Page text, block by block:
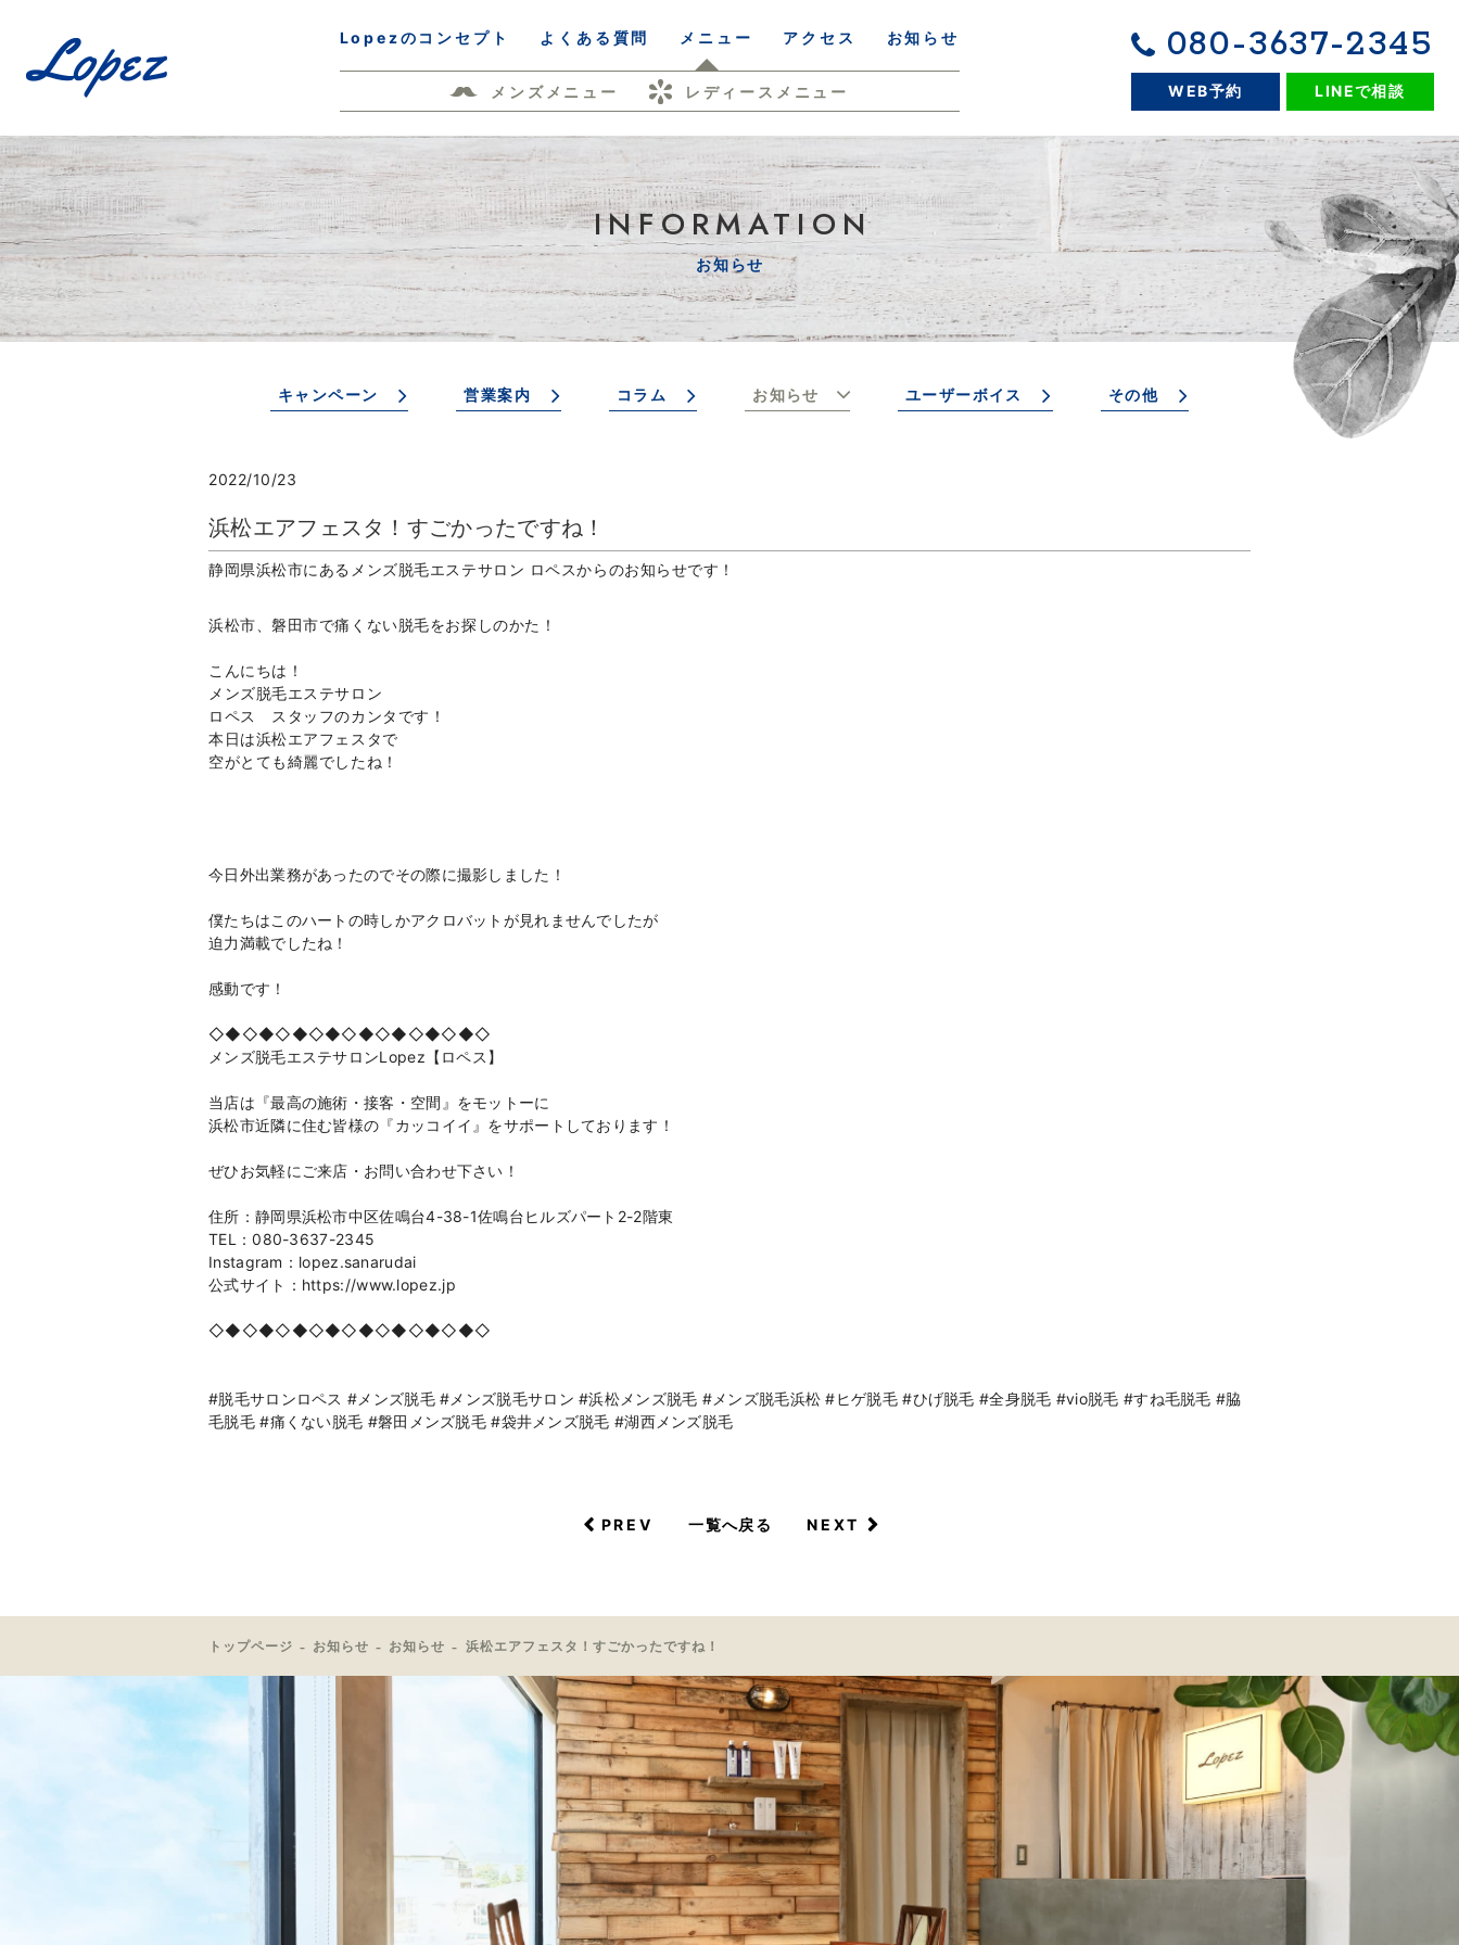
Lopezのコンセプト よくある質問 メニュー
メンズメニュー レディースメニュー
アクセス お知らせ 080-3637-2345
WEB予約 LINEで相談
INFORMATION
お知らせ
キャンペーン 営業案内 コラム お知らせ ユーザーボイス その他
2022/10/23
浜松エアフェスタ！すごかったですね！
静岡県浜松市にあるメンズ脱毛エステサロン ロペスからのお知らせです！
浜松市、磐田市で痛くない脱毛をお探しのかた！
こんにちは！
メンズ脱毛エステサロン
ロペス スタッフのカンタです！
本日は浜松エアフェスタで
空がとても綺麗でしたね！
今日外出業務があったのでその際に撮影しました！
僕たちはこのハートの時しかアクロバットが見れませんでしたが
迫力満載でしたね！
感動です！
◇◆◇◆◇◆◇◆◇◆◇◆◇◆◇◆◇
メンズ脱毛エステサロンLopez【ロペス】
当店は『最高の施術・接客・空間』をモットーに
浜松市近隣に住む皆様の『カッコイイ』をサポートしております！
ぜひお気軽にご来店・お問い合わせ下さい！
住所：静岡県浜松市中区佐鳴台4-38-1佐鳴台ヒルズパート2-2階東
TEL：080-3637-2345
Instagram：lopez.sanarudai
公式サイト：https://www.lopez.jp
◇◆◇◆◇◆◇◆◇◆◇◆◇◆◇◆◇
#脱毛サロンロペス #メンズ脱毛 #メンズ脱毛サロン #浜松メンズ脱毛 #メンズ脱毛浜松 #ヒゲ脱毛 #ひげ脱毛 #全身脱毛 #vio脱毛 #すね毛脱毛 #脇
毛脱毛 #痛くない脱毛 #磐田メンズ脱毛 #袋井メンズ脱毛 #湖西メンズ脱毛
PREV 一覧へ戻る NEXT
トップページ お知らせ お知らせ 浜松エアフェスタ！すごかったですね！